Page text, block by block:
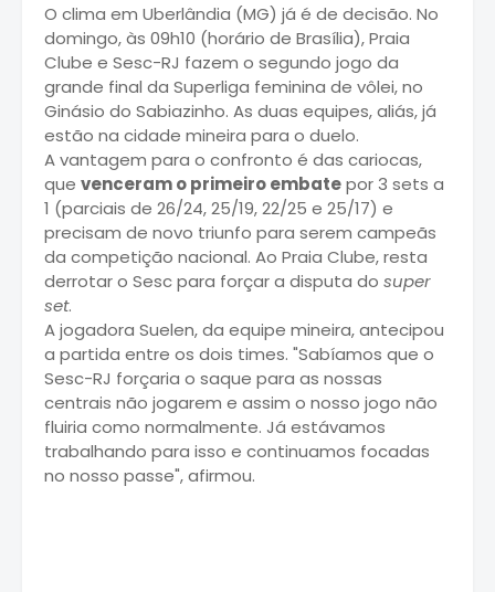
O clima em Uberlândia (MG) já é de decisão. No
domingo, às 09h10 (horário de Brasília), Praia
Clube e Sesc-RJ fazem o segundo jogo da
grande final da Superliga feminina de vôlei, no
Ginásio do Sabiazinho. As duas equipes, aliás, já
estão na cidade mineira para o duelo.
A vantagem para o confronto é das cariocas,
que venceram o primeiro embatepor 3 sets a
1 (parciais de 26/24, 25/19, 22/25 e 25/17) e
precisam de novo triunfo para serem campeãs
da competição nacional. Ao Praia Clube, resta
derrotar o Sesc para forçar a disputa do super
set.
A jogadora Suelen, da equipe mineira, antecipou
a partida entre os dois times. "Sabíamos que o
Sesc-RJ forçaria o saque para as nossas
centrais não jogarem e assim o nosso jogo não
fluiria como normalmente. Já estávamos
trabalhando para isso e continuamos focadas
no nosso passe", afirmou.